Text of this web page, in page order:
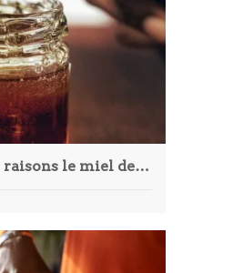
Pour quelles raisons le miel de Provence est-il si spécial ?